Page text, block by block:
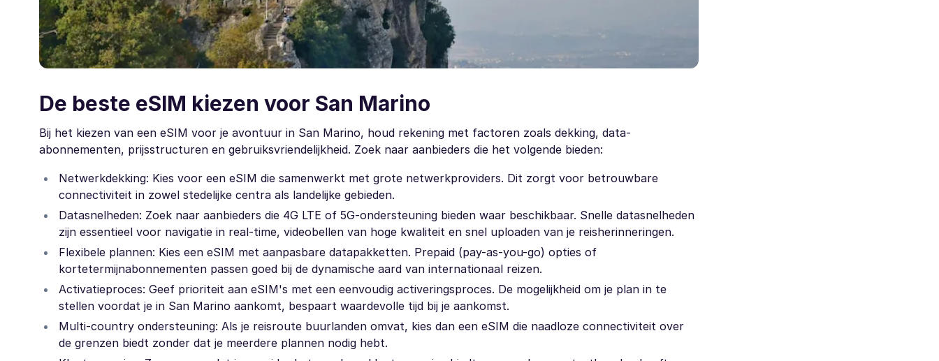
De beste eSIM kiezen voor San Marino
Bij het kiezen van een eSIM voor je avontuur in San Marino, houd rekening met factoren zoals dekking, data-
abonnementen, prijsstructuren en gebruiksvriendelijkheid. Zoek naar aanbieders die het volgende bieden:
Netwerkdekking: Kies voor een eSIM die samenwerkt met grote netwerkproviders. Dit zorgt voor betrouwbare
connectiviteit in zowel stedelijke centra als landelijke gebieden.
Datasnelheden: Zoek naar aanbieders die 4G LTE of 5G-ondersteuning bieden waar beschikbaar. Snelle datasnelheden
zijn essentieel voor navigatie in real-time, videobellen van hoge kwaliteit en snel uploaden van je reisherinneringen.
Flexibele plannen: Kies een eSIM met aanpasbare datapakketten. Prepaid (pay-as-you-go) opties of
kortetermijnabonnementen passen goed bij de dynamische aard van internationaal reizen.
Activatieproces: Geef prioriteit aan eSIM's met een eenvoudig activeringsproces. De mogelijkheid om je plan in te
stellen voordat je in San Marino aankomt, bespaart waardevolle tijd bij je aankomst.
Multi-country ondersteuning: Als je reisroute buurlanden omvat, kies dan een eSIM die naadloze connectiviteit over
de grenzen biedt zonder dat je meerdere plannen nodig hebt.